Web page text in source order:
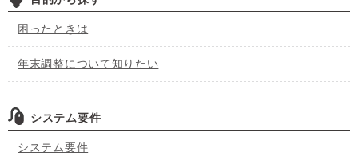
困ったときは
年末調整について知りたい
システム要件
システム要件